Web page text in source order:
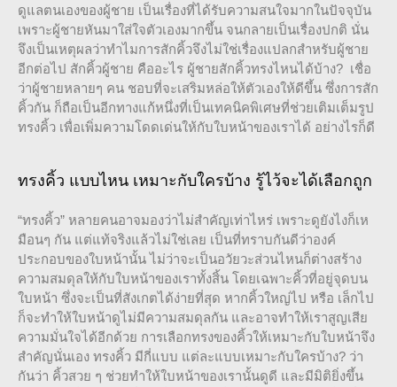
ดูแลตนเองของผู้ชาย เป็นเรื่องที่ได้รับความสนใจมากในปัจจุบัน
เพราะผู้ชายหันมาใส่ใจตัวเองมากขึ้น จนกลายเป็นเรื่องปกติ นั่น
จึงเป็นเหตุผลว่าทำไมการสักคิ้วจึงไม่ใช่เรื่องแปลกสำหรับผู้ชาย
อีกต่อไป สักคิ้วผู้ชาย คืออะไร ผู้ชายสักคิ้วทรงไหนได้บ้าง? เชื่อ
ว่าผู้ชายหลายๆ คน ชอบที่จะเสริมหล่อให้ตัวเองให้ดีขึ้น ซึ่งการสัก
คิ้วกัน ก็ถือเป็นอีกทางแก้หนึ่งที่เป็นเทคนิคพิเศษที่ช่วยเติมเต็มรูป
ทรงคิ้ว เพื่อเพิ่มความโดดเด่นให้กับใบหน้าของเราได้ อย่างไรก็ดี
ทรงคิ้ว แบบไหน เหมาะกับใครบ้าง รู้ไว้จะได้เลือกถูก
“ทรงคิ้ว” หลายคนอาจมองว่าไม่สำคัญเท่าไหร่ เพราะดูยังไงก็เห
มือนๆ กัน แต่แท้จริงแล้วไม่ใช่เลย เป็นที่ทราบกันดีว่าองค์
ประกอบของใบหน้านั้น ไม่ว่าจะเป็นอวัยวะส่วนไหนก็ต่างสร้าง
ความสมดุลให้กับใบหน้าของเราทั้งสิ้น โดยเฉพาะคิ้วที่อยู่จุดบน
ใบหน้า ซึ่งจะเป็นที่สังเกตได้ง่ายที่สุด หากคิ้วใหญ่ไป หรือ เล็กไป
ก็จะทำให้ใบหน้าดูไม่มีความสมดุลกัน และอาจทำให้เราสูญเสีย
ความมั่นใจได้อีกด้วย การเลือกทรงของคิ้วให้เหมาะกับใบหน้าจึง
สำคัญนั่นเอง ทรงคิ้ว มีกี่แบบ แต่ละแบบเหมาะกับใครบ้าง? ว่า
กันว่า คิ้วสวย ๆ ช่วยทำให้ใบหน้าของเรานั้นดูดี และมีมิติยิ่งขึ้น